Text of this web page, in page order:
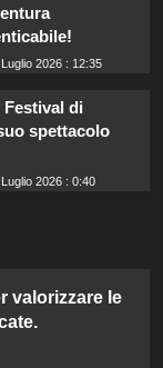
2026 : 12:35
Festival di
spettacolo
2026 : 0:40
valorizzare le